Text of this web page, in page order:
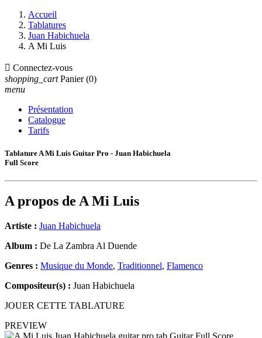
Accueil
Tablatures
Juan Habichuela
A Mi Luis
 Connectez-vous
shopping_cart Panier (0)
menu
Présentation
Catalogue
Tarifs
Tablature A Mi Luis Guitar Pro - Juan Habichuela
Full Score
A propos de A Mi Luis
Artiste : Juan Habichuela
Album : De La Zambra Al Duende
Genres : Musique du Monde, Traditionnel, Flamenco
Compositeur(s) : Juan Habichuela
JOUER CETTE TABLATURE
PREVIEW